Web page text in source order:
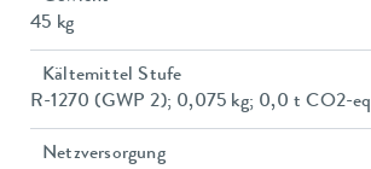
45 kg
Kältemittel Stufe
R-1270 (GWP 2); 0,075 kg; 0,0 t CO2-eq
Netzversorgung